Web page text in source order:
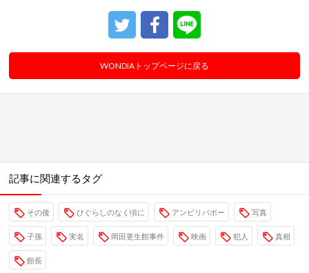
WONDIAトップページに戻る
記事に関連するタグ
その後 ひぐらしのなく頃に アンビリバボー 写真
子孫 実名 岡田更生館事件 映画 犯人 真相
館長